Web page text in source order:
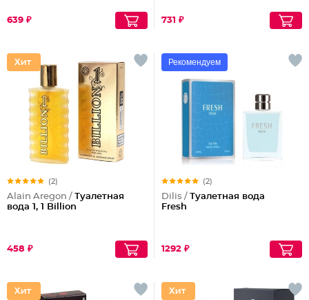
639 ₽ 731 ₽
(2)
Alain Aregon / Туалетная
вода 1, 1 Billion
458 ₽
Рекомендуем
(2)
Dilis / Туалетная вода
Fresh
1292 ₽